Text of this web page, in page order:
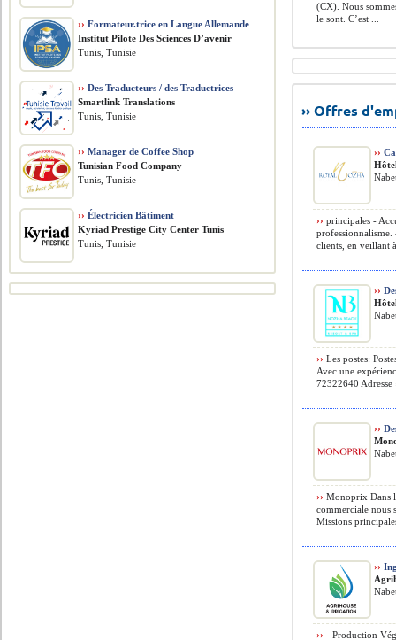
(CX). Nous
le sont. C’est ...
›› Offres
››
›› principales -
professionnalisme.
clients, en veillant
››
›› Les postes:
Avec une
72322640 Adresse
››
›› Monoprix Dans
commerciale nous
Missions
››
›› - Production
›› Formateur.trice en Langue Allemande
Institut Pilote Des Sciences D’avenir
Tunis, Tunisie
›› Des Traducteurs / des Traductrices
Smartlink Translations
Tunis, Tunisie
›› Manager de Coffee Shop
Tunisian Food Company
Tunis, Tunisie
›› Électricien Bâtiment
Kyriad Prestige City Center Tunis
Tunis, Tunisie